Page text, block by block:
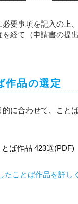
必要事項を記入の上
を経て（申請書の提
作品の選定
的に合わせて、こと
とば作品 423選(PDF)
たことば作品を詳し